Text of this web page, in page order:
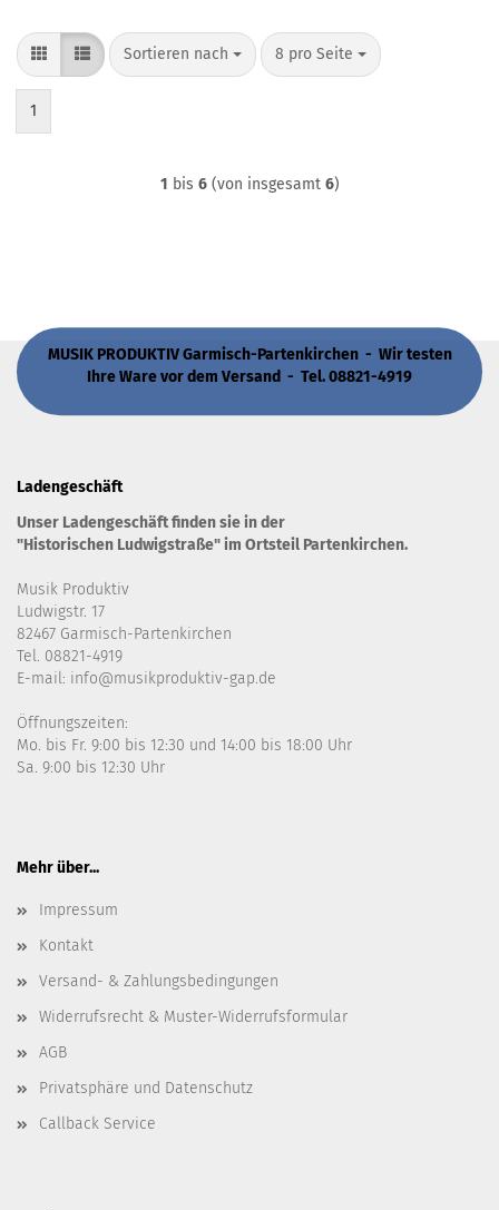
Sortieren nach
Sortieren nach 8 pro Seite
pro Seite
1
1 bis 6(von insgesamt 6)
MUSIK PRODUKTIV Garmisch-Partenkirchen - Wir testen
Ihre Ware vor dem Versand - Tel. 08821-4919
Ladengeschäft
Unser Ladengeschäft finden sie in der
"Historischen Ludwigstraße" im Ortsteil Partenkirchen.
Musik Produktiv
Ludwigstr. 17
82467 Garmisch-Partenkirchen
Tel. 08821-4919
E-mail: info@musikproduktiv-gap.de
Öffnungszeiten:
Mo. bis Fr. 9:00 bis 12:30 und 14:00 bis 18:00 Uhr
Sa. 9:00 bis 12:30 Uhr
Mehr über...
Impressum
Kontakt
Versand- & Zahlungsbedingungen
Widerrufsrecht & Muster-Widerrufsformular
AGB
Privatsphäre und Datenschutz
Callback Service